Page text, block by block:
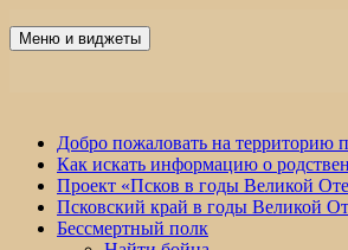
Победа 60
Меню и виджеты
Добро пожаловать на территорию
Как искать информацию о
Проект «Псков в годы Великой
Псковский край в годы Великой
Бессмертный полк